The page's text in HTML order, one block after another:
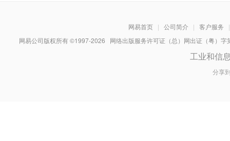
网易首页 | 公司简介 | 客户服务
|
网易公司版权所有 ©1997-2026 网络出版服务许可证（总）网出证（粤）
工业和信
分享